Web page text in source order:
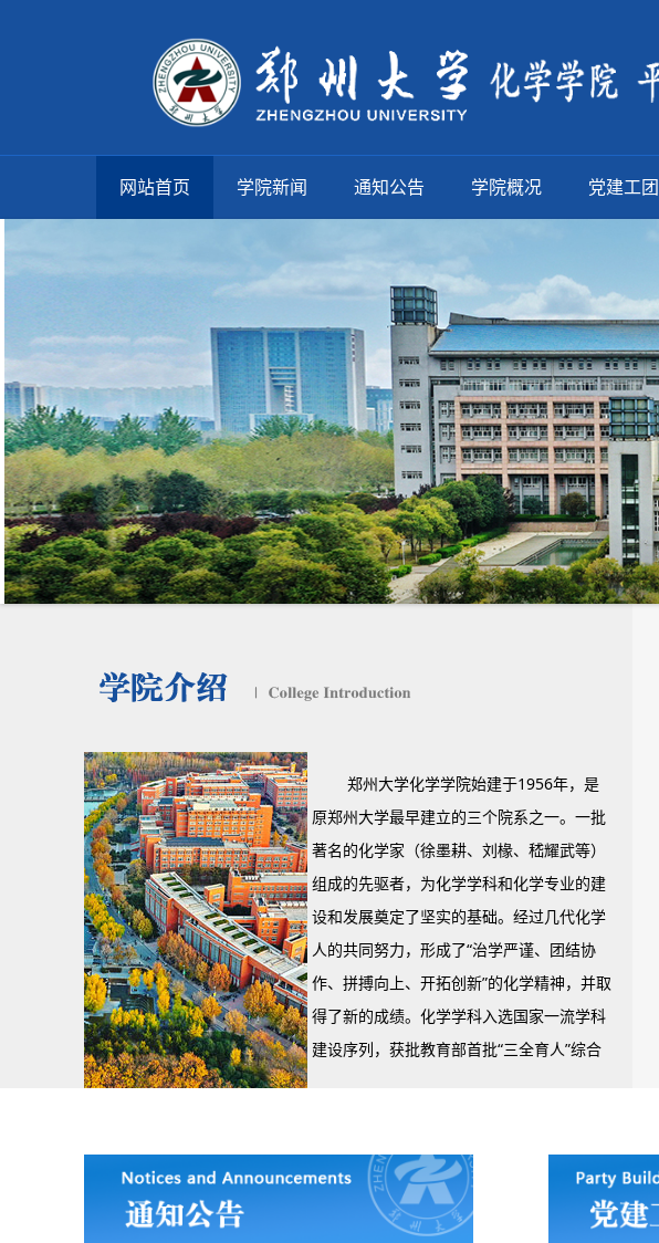
网站首页 学院新闻 通知公告 学院概况 党建工团
郑州大学化学学院始建于1956年，是
原郑州大学最早建立的三个院系之一。一批
著名的化学家（徐墨耕、刘椽、嵇耀武等）
组成的先驱者，为化学学科和化学专业的建
设和发展奠定了坚实的基础。经过几代化学
人的共同努力，形成了“治学严谨、团结协
作、拼搏向上、开拓创新”的化学精神，并取
得了新的成绩。化学学科入选国家一流学科
建设序列，获批教育部首批“三全育人”综合